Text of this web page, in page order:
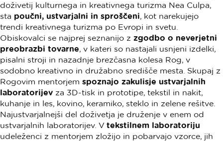
doživetij kulturnega in kreativnega turizma Nea Culpa,
sta poučni, ustvarjalni in sproščeni, kot narekujejo
trendi kreativnega turizma po Evropi in svetu.
Obiskovalci se najprej seznanijo z zgodbo o neverjetni
preobrazbi tovarne, v kateri so nastajali usnjeni izdelki,
pisalni stroji in nazadnje brezčasna kolesa Rog, v
sodobno kreativno in družabno središče mesta. Skupaj z
Rogovim mentorjem spoznajo zakulisje ustvarjalnih
laboratorijev za 3D-tisk in prototipe, tekstil in nakit,
kuhanje in les, kovino, keramiko, steklo in zelene rešitve.
Najustvarjalnejši del doživetja je druženje v enem od
ustvarjalnih laboratorijev. V tekstilnem laboratoriju
udeleženci z mentorjem zložijo in pobarvajo vzorce, jih